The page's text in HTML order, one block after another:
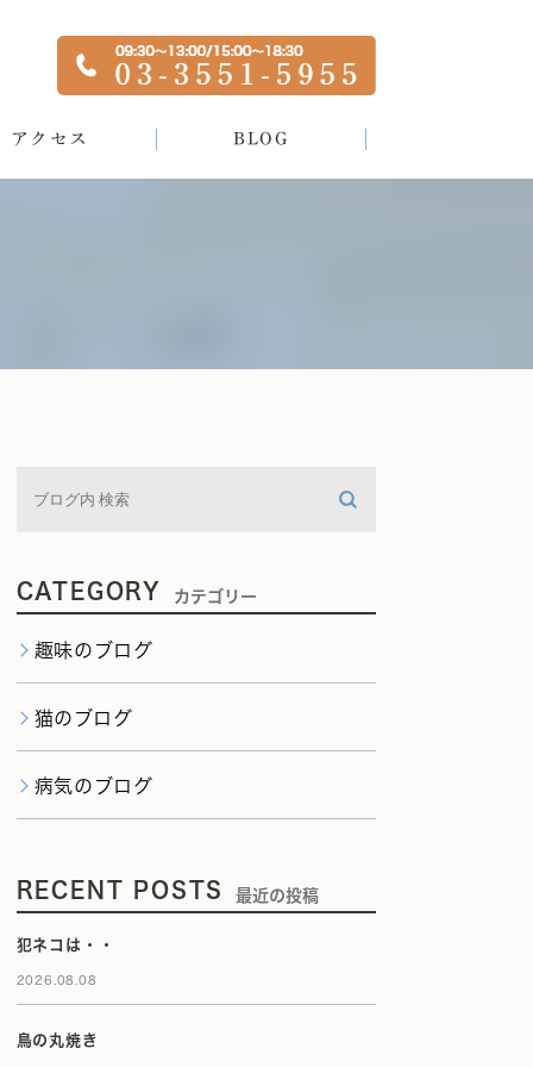
アクセス BLOG
CATEGORY カテゴリー
趣味のブログ
猫のブログ
病気のブログ
RECENT POSTS 最近の投稿
犯ネコは・・
2026.08.08
鳥の丸焼き